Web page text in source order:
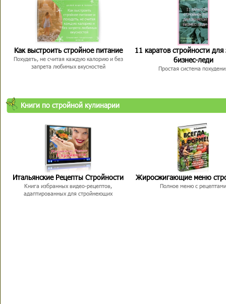
Как выстроить стройное питание
Похудеть, не считая каждую калорию и без
запрета любимых вкусностей
11 каратов стройности для
бизнес-леди
Простая система
Книги по стройной кулинарии
Итальянские Рецепты Стройности
Книга избранных видео-рецептов,
адаптированных для стройнеющих
Жиросжигающие меню
Полное меню с рецептами